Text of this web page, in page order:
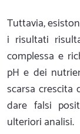
Tuttavia,
i risultati
complessa e
pH e dei
scarsa
dare falsi
ulteriori analisi.